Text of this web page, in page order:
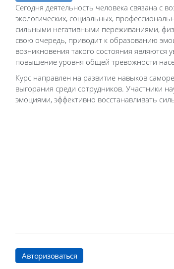
Сегодня деятельность человека связана с
экологических, социальных,
сильными негативными переживаниями,
свою очередь, приводит к образованию
возникновения такого состояния
повышение уровня общей тревожности
Курс направлен на развитие навыков
выгорания среди сотрудников. Участники
эмоциями, эффективно восстанавливать
Авторизоваться